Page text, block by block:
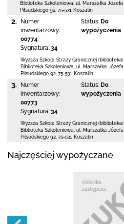
Biblioteka Szkoleniowa, ul. Marszałka Józefa
Piłsudskiego 92 75-531 Koszalin
2.
Numer
inwentarzowy:
00774
Sygnatura: 34
Status: Do
wypożyczenia
Wyższa Szkoła Straży Granicznej (biblioteka)
Biblioteka Szkoleniowa, ul. Marszałka Józefa
Piłsudskiego 92 75-531 Koszalin
3.
Numer
inwentarzowy:
00773
Sygnatura: 34
Status: Do
wypożyczenia
Wyższa Szkoła Straży Granicznej (biblioteka)
Biblioteka Szkoleniowa, ul. Marszałka Józefa
Piłsudskiego 92 75-531 Koszalin
Najczęściej wypożyczane